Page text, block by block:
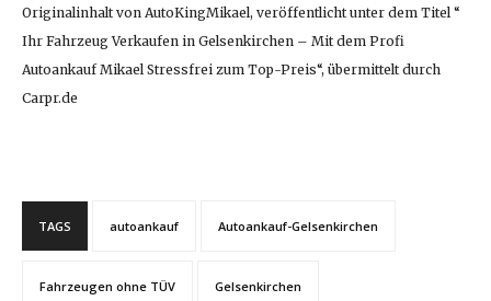
Originalinhalt von AutoKingMikael, veröffentlicht unter dem Titel “
Ihr Fahrzeug Verkaufen in Gelsenkirchen – Mit dem Profi
Autoankauf Mikael Stressfrei zum Top-Preis“, übermittelt durch
Carpr.de
TAGS autoankauf Autoankauf-Gelsenkirchen
Fahrzeugen ohne TÜV Gelsenkirchen